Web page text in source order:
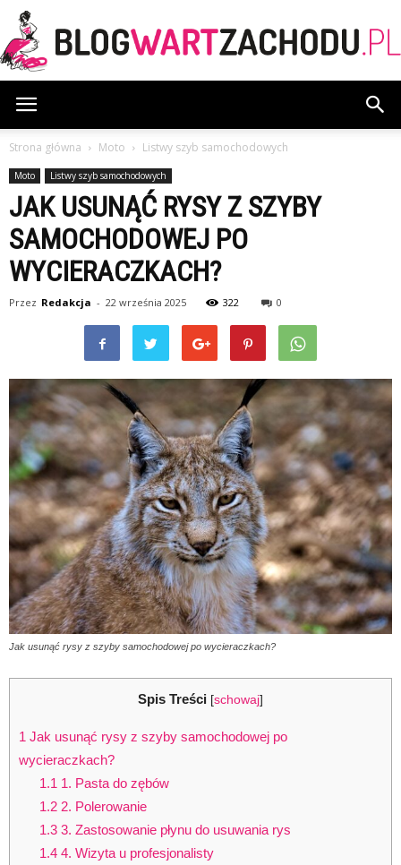
Strona główna Moto Listwy szyb samochodowych
Moto Listwy szyb samochodowych
JAK USUNĄĆ RYSY Z SZYBY
SAMOCHODOWEJ PO
WYCIERACZKACH?
Przez Redakcja - 22 września 2025 322 0
Jak usunąć rysy z szyby samochodowej po wycieraczkach?
Spis Treści [schowaj]
1 Jak usunąć rysy z szyby samochodowej po
wycieraczkach?
1.1 1. Pasta do zębów
1.22. Polerowanie
1.33. Zastosowanie płynu do usuwania rys
1.44. Wizyta u profesjonalisty